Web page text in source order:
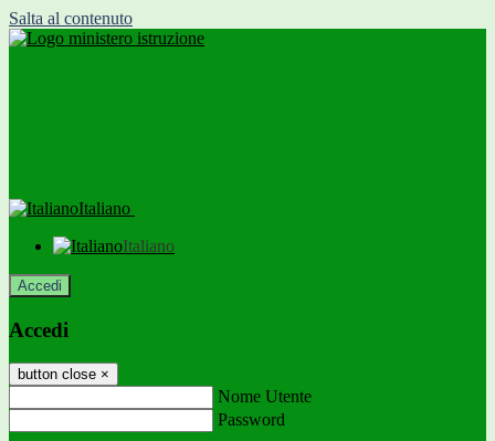
Salta al contenuto
Italiano
Italiano
Accedi
Accedi
button close ×
Nome Utente
Password